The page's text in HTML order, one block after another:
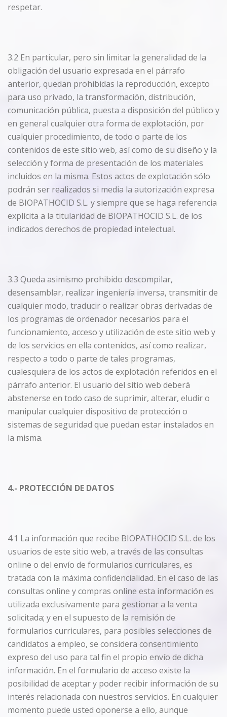
respetar.
3.2 En particular, pero sin limitar la generalidad de la
obligación del usuario expresada en el párrafo
anterior, quedan prohibidas la reproducción, excepto
para uso privado, la transformación, distribución,
comunicación pública, puesta a disposición del público y
en general cualquier otra forma de explotación, por
cualquier procedimiento, de todo o parte de los
contenidos de este sitio web, así como de su diseño y la
selección y forma de presentación de los materiales
incluidos en la misma. Estos actos de explotación sólo
podrán ser realizados si media la autorización expresa
de BIOPATHOCID S.L. y siempre que se haga referencia
explícita a la titularidad de BIOPATHOCID S.L. de los
indicados derechos de propiedad intelectual.
3.3 Queda asimismo prohibido descompilar,
desensamblar, realizar ingeniería inversa, transmitir de
cualquier modo, traducir o realizar obras derivadas de
los programas de ordenador necesarios para el
funcionamiento, acceso y utilización de este sitio web y
de los servicios en ella contenidos, así como realizar,
respecto a todo o parte de tales programas,
cualesquiera de los actos de explotación referidos en el
párrafo anterior. El usuario del sitio web deberá
abstenerse en todo caso de suprimir, alterar, eludir o
manipular cualquier dispositivo de protección o
sistemas de seguridad que puedan estar instalados en
la misma.
4.- PROTECCIÓN DE DATOS
4.1 La información que recibe BIOPATHOCID S.L. de los
usuarios de este sitio web, a través de las consultas
online o del envío de formularios curriculares, es
tratada con la máxima confidencialidad. En el caso de las
consultas online y compras online esta información es
utilizada exclusivamente para gestionar a la venta
solicitada; y en el supuesto de la remisión de
formularios curriculares, para posibles selecciones de
candidatos a empleo, se considera consentimiento
expreso del uso para tal fin el propio envío de dicha
información. En el formulario de acceso existe la
posibilidad de aceptar y poder recibir información de su
interés relacionada con nuestros servicios. En cualquier
momento puede usted oponerse a ello, aunque